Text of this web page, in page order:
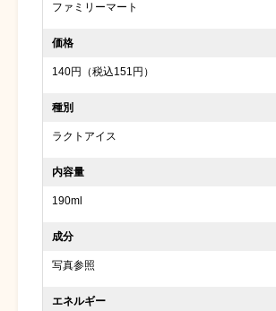
ファミリーマート
価格
140円（税込151円）
種別
ラクトアイス
内容量
190ml
成分
写真参照
エネルギー